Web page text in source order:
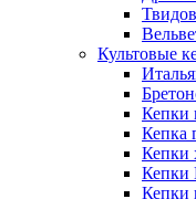
Культовые
Кепки
Кепка
Кепки
Кепки
Кепки